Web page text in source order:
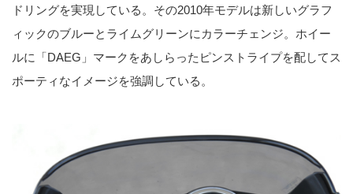
ドリングを実現している。その2010年モデルは新しいグラフ
ィックのブルーとライムグリーンにカラーチェンジ。ホイー
ルに「DAEG」マークをあしらったピンストライプを配してス
ポーティなイメージを強調している。